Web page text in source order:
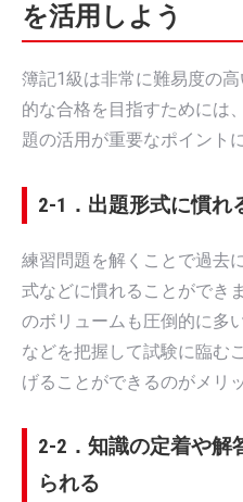
を活用しよう
簿記1級は非常に難易度の
的な合格を目指すためには
題の活用が重要なポイント
2-1．出題形式に慣れ
練習問題を解くことで過去
式などに慣れることができ
のボリュームも圧倒的に多
などを把握して試験に臨む
げることができるのがメリ
2-2．知識の定着や解
られる